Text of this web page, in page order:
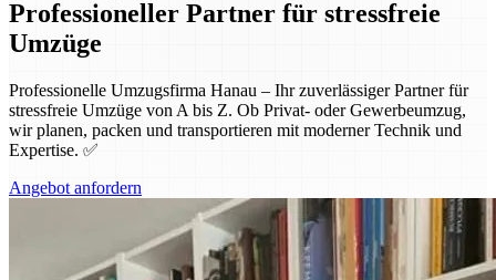
Professioneller Partner für stressfreie
Umzüge
Professionelle Umzugsfirma Hanau – Ihr zuverlässiger Partner für
stressfreie Umzüge von A bis Z. Ob Privat- oder Gewerbeumzug,
wir planen, packen und transportieren mit moderner Technik und
Expertise. ✅
Angebot anfordern